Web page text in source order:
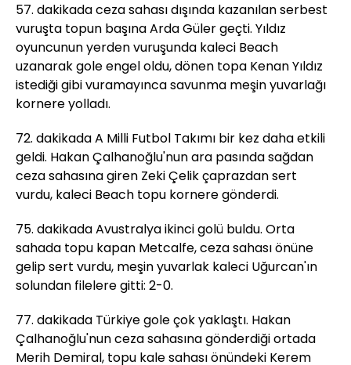
57. dakikada ceza sahası dışında kazanılan serbest
vuruşta topun başına Arda Güler geçti. Yıldız
oyuncunun yerden vuruşunda kaleci Beach
uzanarak gole engel oldu, dönen topa Kenan Yıldız
istediği gibi vuramayınca savunma meşin yuvarlağı
kornere yolladı.
72. dakikada A Milli Futbol Takımı bir kez daha etkili
geldi. Hakan Çalhanoğlu'nun ara pasında sağdan
ceza sahasına giren Zeki Çelik çaprazdan sert
vurdu, kaleci Beach topu kornere gönderdi.
75. dakikada Avustralya ikinci golü buldu. Orta
sahada topu kapan Metcalfe, ceza sahası önüne
gelip sert vurdu, meşin yuvarlak kaleci Uğurcan'ın
solundan filelere gitti: 2-0.
77. dakikada Türkiye gole çok yaklaştı. Hakan
Çalhanoğlu'nun ceza sahasına gönderdiği ortada
Merih Demiral, topu kale sahası önündeki Kerem